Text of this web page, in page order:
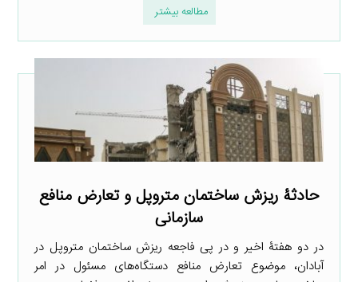
مطالعه بیشتر
حادثۀ ریزش ساختمان متروپل و تعارض منافع
سازمانی
در دو هفتۀ اخیر و در پی فاجعه ریزش ساختمان متروپل در
آبادان، موضوع تعارض منافع دستگاه‌های مسئول در امر